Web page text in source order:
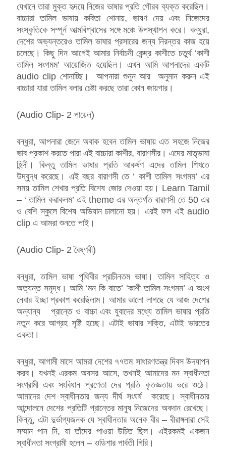
যেখানে তারা মুক্ত হৃদয়ে নিজের ভাষার প্রতি গৌরব ব্যক্ত করেছিল।
বাচ্চারা তামিল ভাষায় কবিতা শোনায়, ভাষণ দেয় এবং নিজেদের
সংস্কৃতিকে সম্পূর্ন আত্মবিশ্বাসের সঙ্গে মঞ্চে উপস্থাপন করে। বন্ধুরা,
দেশের অভ্যন্তরেও তামিল ভাষার প্রসারের জন্য নিরন্তর কাজ হয়ে
চলেছে। কিছু দিন আগেই আমার নির্বাচনী কেন্দ্র কাশীতে চতুর্থ ‘কাশী
তামিল সংগমম’ আয়োজিত হয়েছিল। এখন আমি আপনাদের একটি
audio clip শোনাচ্ছি। আপনারা শুনুন আর অনুমান করুন এই
বাচ্চারা যারা তামিল বলার চেষ্টা করছে তারা কোন জায়গার।
(Audio Clip- 2 পায়েল)
বন্ধুরা, আপনারা জেনে অবাক হবেন তামিল ভাষায় এত সহজে নিজের
ভাব প্রকাশ করতে পারা এই বাচ্চারা কাশীর, বারাণসীর। এদের মাতৃভাষা
হিন্দী। কিন্তু তামিল ভাষার প্রতি আকর্ষণ এদের তামিল শিখতে
উদ্বুদ্ধ করেছে। এই বছর বারাণসী তে ‘ কাশী তামিল সংগমম’ এর
সময় তামিল শেখার প্রতি বিশেষ জোর দেওয়া হয়। Learn Tamil
– ‘ তামিল করাকলম’ এই theme এর অন্তর্গত বারাণসী তে 50 এর
ও বেশি স্কুলে বিশেষ অভিযান চালানো হয়। এরই ফল এই audio
clip এ আমরা শুনতে পাই।
(Audio Clip- 2 বৈষ্ণবী)
বন্ধুরা, তামিল ভাষা পৃথিবীর প্রাচীনতম ভাষা। তামিল সাহিত্য ও
অত্যন্ত সমৃদ্ধ। আমি ‘মন কি বাতে’ ‘কাশী তামিল সংগমম’ এ অংশ
নেবার ইচ্ছা প্রকাশ করেছিলাম। আমার ভালো লাগছে যে আজ দেশের
অন্যান্য প্রান্তে ও বাচ্চা এবং যুবাদের মধ্যে তামিল ভাষার প্রতি
নতুন করে আগ্রহ সৃষ্টি হচ্ছে। এটাই ভাষার শক্তি, এটাই ভারতের
একতা।
বন্ধুরা, আগামী মাসে আমরা দেশের ৭৭তম সাধারণতন্ত্র দিবস উদযাপন
করব। যখনই এরকম অবসর আসে, তখনই আমাদের মন স্বাধীনতা
সংগ্রামী এবং সংবিধান প্রণেতা দের প্রতি কৃতজ্ঞতায় ভরে ওঠে।
আমাদের দেশ স্বাধীনতার জন্য দীর্ঘ সংঘর্ষ করেছে। স্বাধীনতার
আন্দোলনে দেশের প্রতিটি প্রান্তের মানুষ নিজেদের অবদান রেখেছে।
কিন্তু, এটা দুর্ভাগ্যজনক যে স্বাধীনতার অনেক বীর – বীরাঙ্গনারা সেই
সম্মান পান নি, যা তাঁদের পাওয়া উচিত ছিল। এইরকমই একজন
স্বাধীনতা সংগ্রামী হলেন – ওডিশার পার্বতী গিরি।